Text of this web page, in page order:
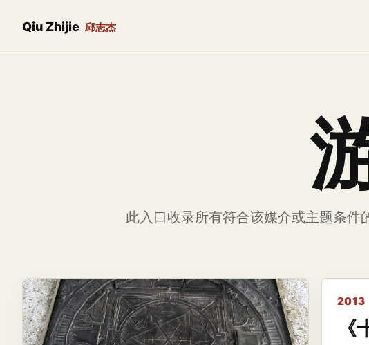
Qiu Zhijie 邱志杰
此入口收录所有符合该媒介或主题条件
2013
《